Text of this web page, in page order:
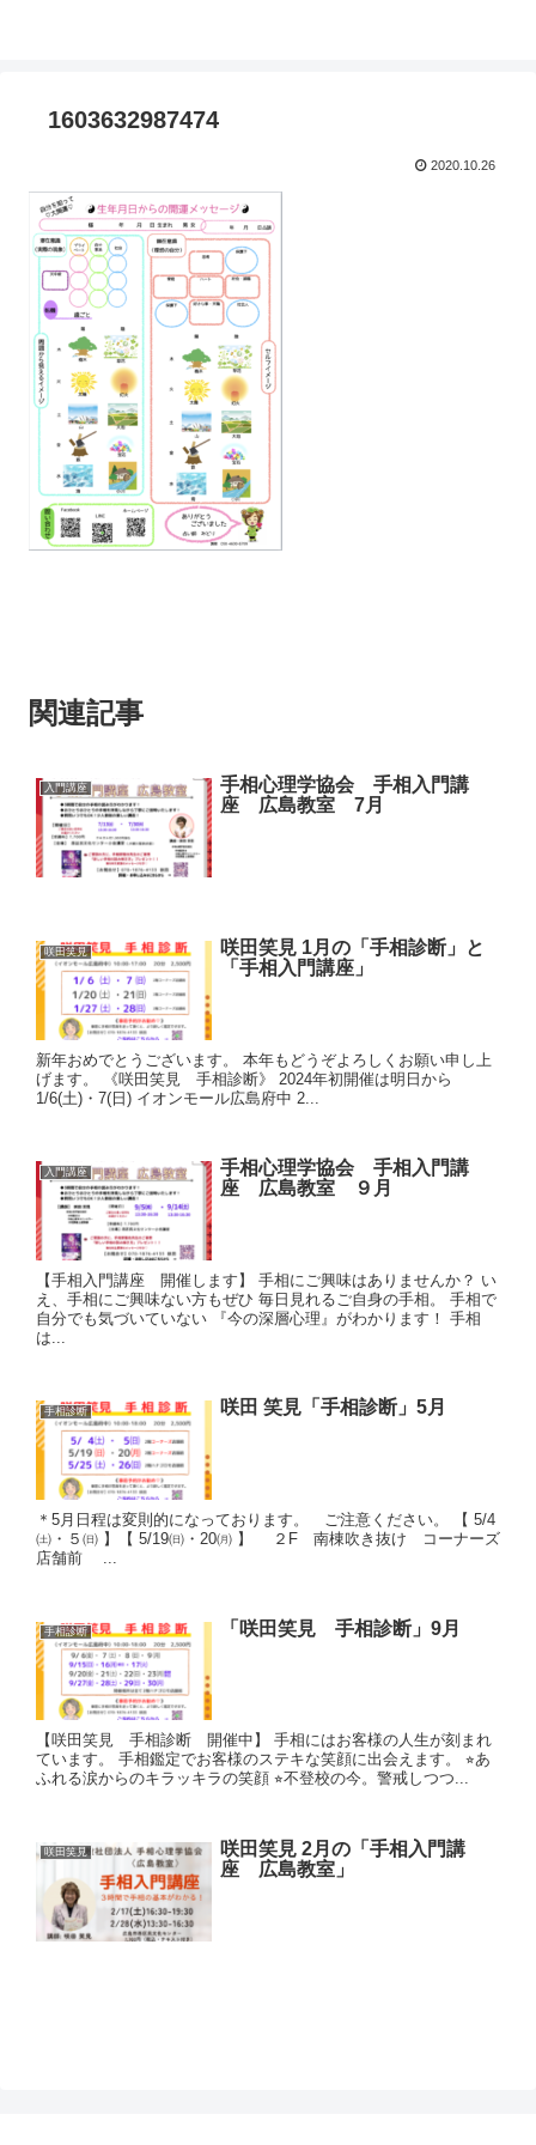
1603632987474
2020.10.26
関連記事
入門講座
手相心理学協会 手相入門講
座 広島教室 7月
咲田笑見
咲田笑見 1月の「手相診断」と
「手相入門講座」
新年おめでとうございます。 本年もどうぞよろしくお願い申し上
げます。 《咲田笑見 手相診断》 2024年初開催は明日から
1/6(土)・7(日) イオンモール広島府中 2...
入門講座
手相心理学協会 手相入門講
座 広島教室 ９月
【手相入門講座 開催します】 手相にご興味はありませんか？ い
え、手相にご興味ない方もぜひ 毎日見れるご自身の手相。 手相で
自分でも気づいていない 『今の深層心理』がわかります！ 手相
は...
手相診断 咲田 笑見「手相診断」5月
＊5月日程は変則的になっております。 ご注意ください。 【 5/4
㈯・５㈰ 】【 5/19㈰・20㈪ 】 ２F 南棟吹き抜け コーナーズ
店舗前 ...
手相診断 「咲田笑見 手相診断」9月
【咲田笑見 手相診断 開催中】 手相にはお客様の人生が刻まれ
ています。 手相鑑定でお客様のステキな笑顔に出会えます。 ⭐︎あ
ふれる涙からのキラッキラの笑顔 ⭐︎不登校の今。警戒しつつ...
咲田笑見
咲田笑見 2月の「手相入門講
座 広島教室」